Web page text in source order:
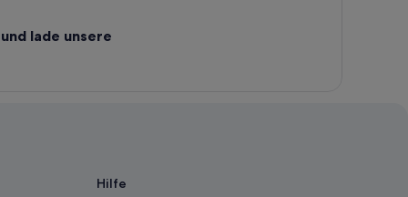
lade unsere
Hilfe